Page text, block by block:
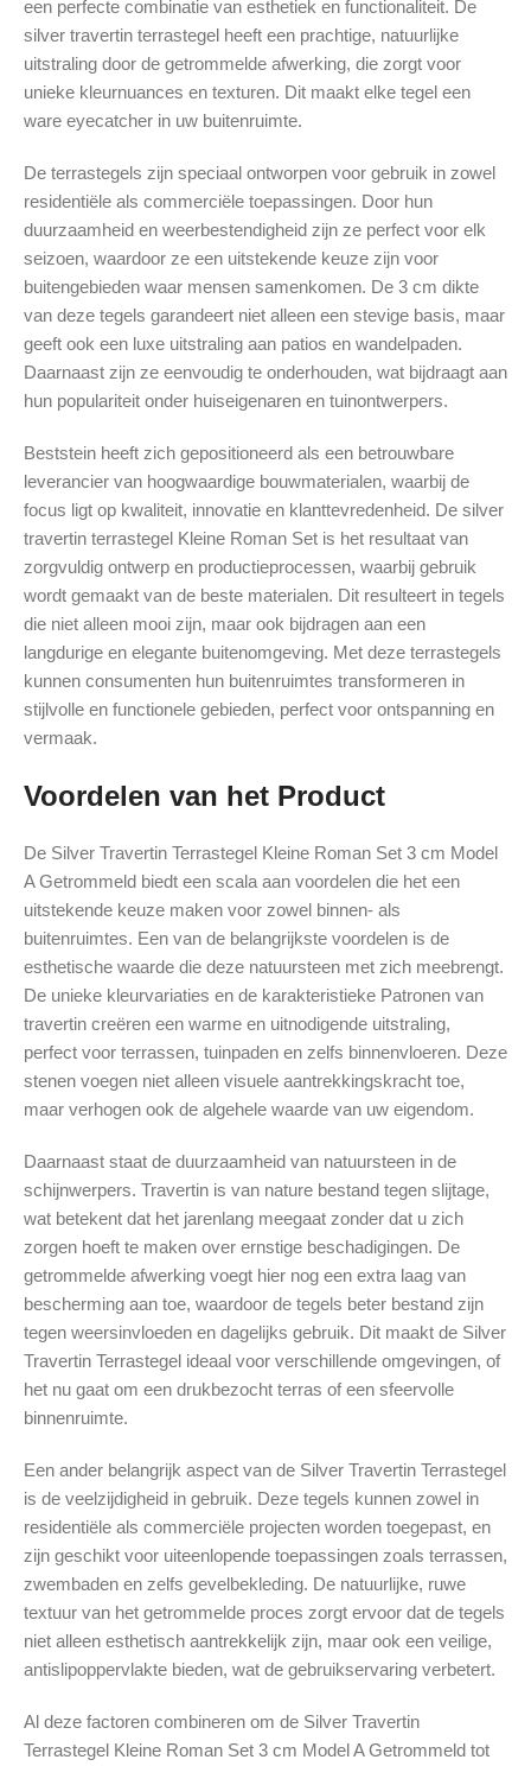
een perfecte combinatie van esthetiek en functionaliteit. De
silver travertin terrastegel heeft een prachtige, natuurlijke
uitstraling door de getrommelde afwerking, die zorgt voor
unieke kleurnuances en texturen. Dit maakt elke tegel een
ware eyecatcher in uw buitenruimte.
De terrastegels zijn speciaal ontworpen voor gebruik in zowel
residentiële als commerciële toepassingen. Door hun
duurzaamheid en weerbestendigheid zijn ze perfect voor elk
seizoen, waardoor ze een uitstekende keuze zijn voor
buitengebieden waar mensen samenkomen. De 3 cm dikte
van deze tegels garandeert niet alleen een stevige basis, maar
geeft ook een luxe uitstraling aan patios en wandelpaden.
Daarnaast zijn ze eenvoudig te onderhouden, wat bijdraagt aan
hun populariteit onder huiseigenaren en tuinontwerpers.
Beststein heeft zich gepositioneerd als een betrouwbare
leverancier van hoogwaardige bouwmaterialen, waarbij de
focus ligt op kwaliteit, innovatie en klanttevredenheid. De silver
travertin terrastegel Kleine Roman Set is het resultaat van
zorgvuldig ontwerp en productieprocessen, waarbij gebruik
wordt gemaakt van de beste materialen. Dit resulteert in tegels
die niet alleen mooi zijn, maar ook bijdragen aan een
langdurige en elegante buitenomgeving. Met deze terrastegels
kunnen consumenten hun buitenruimtes transformeren in
stijlvolle en functionele gebieden, perfect voor ontspanning en
vermaak.
Voordelen van het Product
De Silver Travertin Terrastegel Kleine Roman Set 3 cm Model
A Getrommeld biedt een scala aan voordelen die het een
uitstekende keuze maken voor zowel binnen- als
buitenruimtes. Een van de belangrijkste voordelen is de
esthetische waarde die deze natuursteen met zich meebrengt.
De unieke kleurvariaties en de karakteristieke Patronen van
travertin creëren een warme en uitnodigende uitstraling,
perfect voor terrassen, tuinpaden en zelfs binnenvloeren. Deze
stenen voegen niet alleen visuele aantrekkingskracht toe,
maar verhogen ook de algehele waarde van uw eigendom.
Daarnaast staat de duurzaamheid van natuursteen in de
schijnwerpers. Travertin is van nature bestand tegen slijtage,
wat betekent dat het jarenlang meegaat zonder dat u zich
zorgen hoeft te maken over ernstige beschadigingen. De
getrommelde afwerking voegt hier nog een extra laag van
bescherming aan toe, waardoor de tegels beter bestand zijn
tegen weersinvloeden en dagelijks gebruik. Dit maakt de Silver
Travertin Terrastegel ideaal voor verschillende omgevingen, of
het nu gaat om een drukbezocht terras of een sfeervolle
binnenruimte.
Een ander belangrijk aspect van de Silver Travertin Terrastegel
is de veelzijdigheid in gebruik. Deze tegels kunnen zowel in
residentiële als commerciële projecten worden toegepast, en
zijn geschikt voor uiteenlopende toepassingen zoals terrassen,
zwembaden en zelfs gevelbekleding. De natuurlijke, ruwe
textuur van het getrommelde proces zorgt ervoor dat de tegels
niet alleen esthetisch aantrekkelijk zijn, maar ook een veilige,
antislipoppervlakte bieden, wat de gebruikservaring verbetert.
Al deze factoren combineren om de Silver Travertin
Terrastegel Kleine Roman Set 3 cm Model A Getrommeld tot